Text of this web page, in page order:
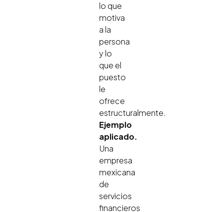
lo que
motiva
a la
persona
y lo
que el
puesto
le
ofrece
estructuralmente.
Ejemplo
aplicado.
Una
empresa
mexicana
de
servicios
financieros